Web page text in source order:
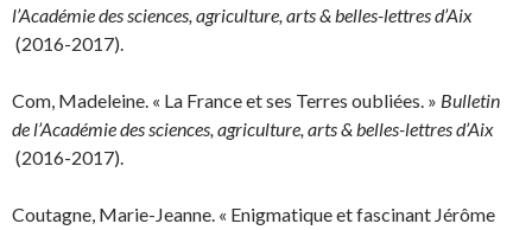
l’Académie des sciences, agriculture, arts & belles-lettres d’Aix
(2016-2017).
Com, Madeleine. « La France et ses Terres oubliées. » Bulletin
de l’Académie des sciences, agriculture, arts & belles-lettres d’Aix
(2016-2017).
Coutagne, Marie-Jeanne. « Enigmatique et fascinant Jérôme